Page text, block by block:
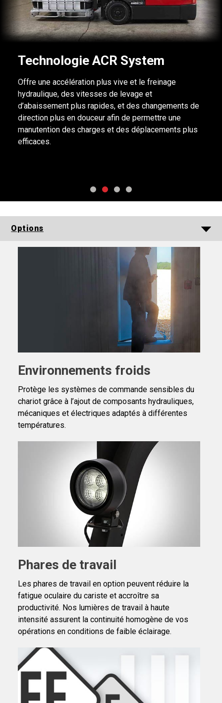
Technologie ACR System
Offre une accélération plus vive et le freinage
hydraulique, des vitesses de levage et
d’abaissement plus rapides, et des changements de
direction plus en douceur afin de permettre une
manutention des charges et des déplacements plus
efficaces.
Options
Environnements froids
Protège les systèmes de commande sensibles du
chariot grâce à l’ajout de composants hydrauliques,
mécaniques et électriques adaptés à différentes
températures.
Phares de travail
Les phares de travail en option peuvent réduire la
fatigue oculaire du cariste et accroître sa
productivité. Nos lumières de travail à haute
intensité assurent la continuité homogène de vos
opérations en conditions de faible éclairage.